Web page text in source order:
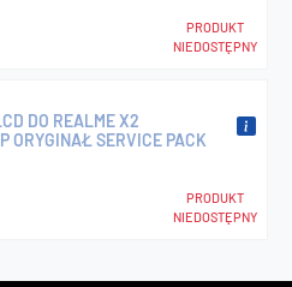
PRODUKT
NIEDOSTĘPNY
DO REALME X2
ORYGINAŁ SERVICE PACK
PRODUKT
NIEDOSTĘPNY